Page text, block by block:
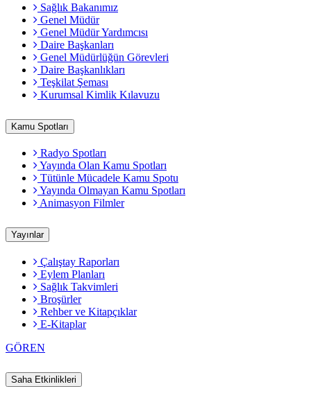
Sağlık Bakanımız
Genel Müdür
Genel Müdür Yardımcısı
Daire Başkanları
Genel Müdürlüğün Görevleri
Daire Başkanlıkları
Teşkilat Şeması
Kurumsal Kimlik Kılavuzu
Kamu Spotları
Radyo Spotları
Yayında Olan Kamu Spotları
Tütünle Mücadele Kamu Spotu
Yayında Olmayan Kamu Spotları
Animasyon Filmler
Yayınlar
Çalıştay Raporları
Eylem Planları
Sağlık Takvimleri
Broşürler
Rehber ve Kitapçıklar
E-Kitaplar
GÖREN
Saha Etkinlikleri